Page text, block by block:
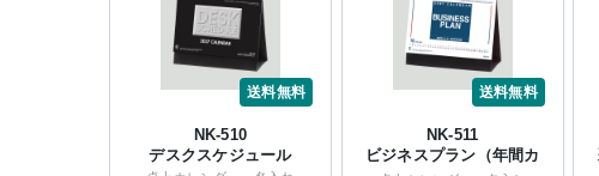
送料無料
NK-510
デスクスケジュール
送料無料
NK-511
ビジネスプラン（年間カ